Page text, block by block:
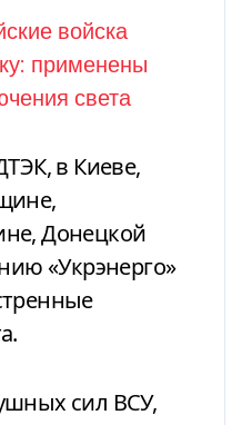
в Киеве,
Донецкой
«Укрэнерго»
сил ВСУ,